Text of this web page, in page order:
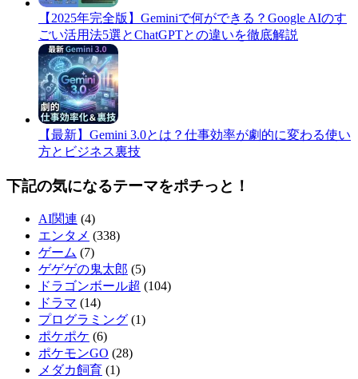
​【2025年完全版】Geminiで何ができる？Google AIのす
ごい活用法5選とChatGPTとの違いを徹底解説
​【最新】Gemini 3.0とは？仕事効率が劇的に変わる使い
方とビジネス裏技
下記の気になるテーマをポチっと！
AI関連 (4)
エンタメ (338)
ゲーム (7)
ゲゲゲの鬼太郎 (5)
ドラゴンボール超 (104)
ドラマ (14)
プログラミング (1)
ポケポケ (6)
ポケモンGO (28)
メダカ飼育 (1)